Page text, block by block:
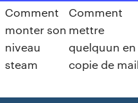
Comment
monter son
niveau
steam
Comment
mettre
quelquun en
copie de mail